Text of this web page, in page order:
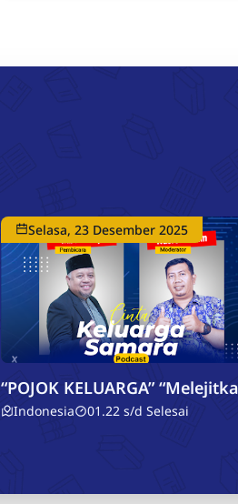
Selasa, 23 Desember 2025
“POJOK KELUARGA” “Melejitkan
Fitrah 1”
Indonesia 01.22 s/d Selesai